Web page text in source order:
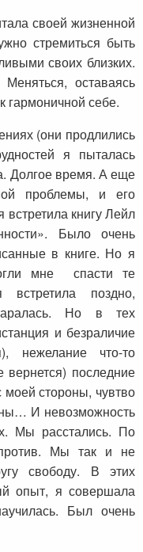
своей жизненной
стремиться быть
своих близких.
оставаясь
гармоничной себе.
(они продлились
я пыталась
Долгое время. А еще
проблемы, и его
книгу Лейл
Было очень
в книге. Но я
мне спасти те
поздно,
Но в тех
и безраличие
нежелание что-то
последние
моей стороны, чувтво
И невозможность
Мы расстались. По
Мы так и не
свободу. В этих
опыт, я совершала
Был очень